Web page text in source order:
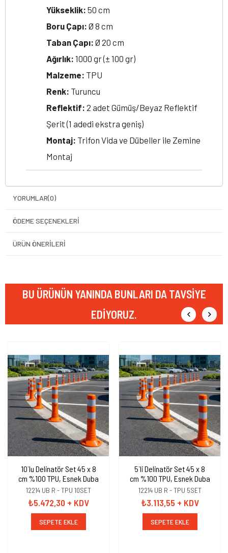
Yükseklik: 50 cm
Boru Çapı: Ø 8 cm
Taban Çapı: Ø 20 cm
Ağırlık: 1000 gr (± 100 gr)
Malzeme: TPU
Renk: Turuncu
Reflektif: 2 adet Gümüş/Beyaz Reflektif
Şerit (1 adedi ekstra geniş)
Montaj: Trifon Vida ve Dübeller ile Zemine
Montaj
YORUMLAR(0)
ÖDEME SEÇENEKLERI
ÜRÜN ÖNERILERI
BU ÜRÜNÜN YANINDA BUNLARI DA TAVSIYE
EDIYORUZ.
10`lu Delinatör Set 45 x 8
cm %100 TPU, Esnek Duba
12214 UB R - TPU 10SET
₺5.472,30 + KDV
SEPETE EKLE
5`li Delinatör Set 45 x 8
cm %100 TPU, Esnek Duba
12214 UB R - TPU 5SET
₺3.113,55 + KDV
SEPETE EKLE